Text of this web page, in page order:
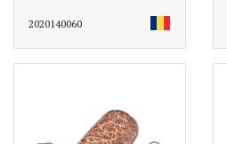
2020140060